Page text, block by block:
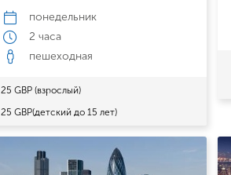
понедельник
2 часа
пешеходная
25 GBP (взрослый)
25 GBP(детский до 15 лет)